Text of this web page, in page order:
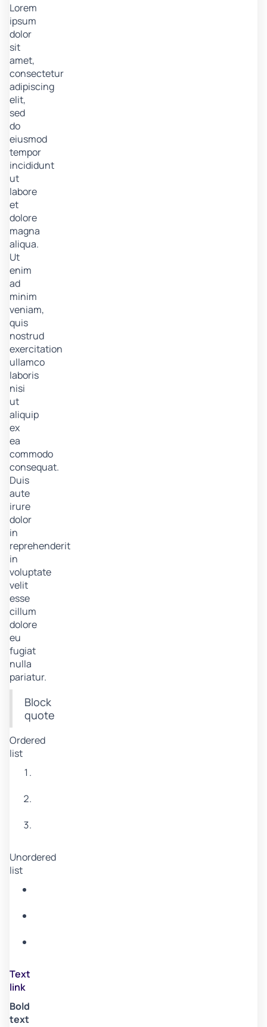
Lorem
ipsum
dolor
sit
amet,
consectetur
adipiscing
elit,
sed
do
eiusmod
tempor
incididunt
ut
labore
et
dolore
magna
aliqua.
Ut
enim
ad
minim
veniam,
quis
nostrud
exercitation
ullamco
laboris
nisi
ut
aliquip
ex
ea
commodo
consequat.
Duis
aute
irure
dolor
in
reprehenderit
in
voluptate
velit
esse
cillum
dolore
eu
fugiat
nulla
pariatur.
Block
quote
Ordered
list
Unordered
list
Text
link
Bold
text